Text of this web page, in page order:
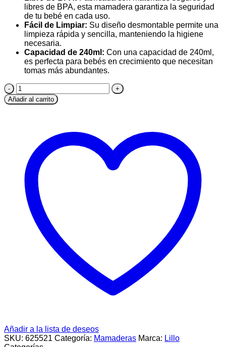
libres de BPA, esta mamadera garantiza la seguridad
de tu bebé en cada uso.
Fácil de Limpiar: Su diseño desmontable permite una
limpieza rápida y sencilla, manteniendo la higiene
necesaria.
Capacidad de 240ml: Con una capacidad de 240ml,
es perfecta para bebés en crecimiento que necesitan
tomas más abundantes.
Mamadera
Anatómica
Lillo
Tetina
Silicona
cantidad
Añadir al carrito
Añadir a la lista de deseos
SKU: 625521 Categoría: Mamaderas Marca: Lillo